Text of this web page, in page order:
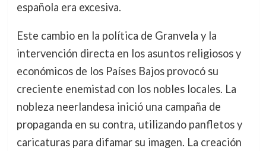
española era excesiva.
Este cambio en la política de Granvela y la
intervención directa en los asuntos religiosos y
económicos de los Países Bajos provocó su
creciente enemistad con los nobles locales. La
nobleza neerlandesa inició una campaña de
propaganda en su contra, utilizando panfletos y
caricaturas para difamar su imagen. La creación